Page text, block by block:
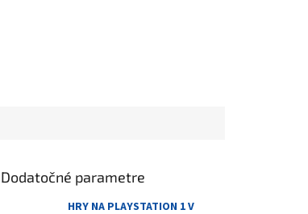
Dodatočné parametre
HRY NA PLAYSTATION 1 V